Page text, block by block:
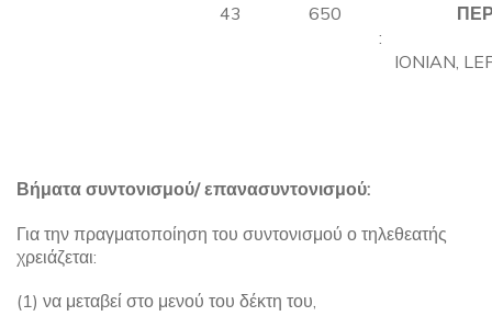
43 650
:
IONIAN,
Βήματα συντονισμού/ επανασυντονισμού:
Για την πραγματοποίηση του συντονισμού ο τηλεθεατής
χρειάζεται:
(1) να μεταβεί στο μενού του δέκτη του,